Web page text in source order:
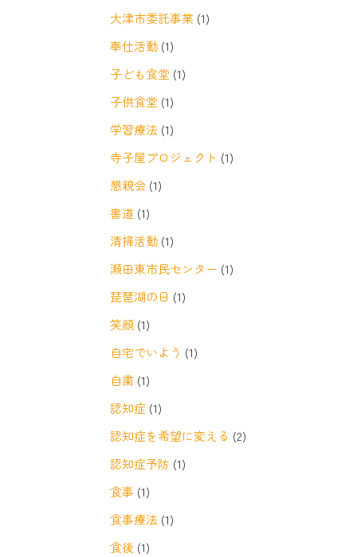
大津市委託事業 (1)
奉仕活動 (1)
子ども食堂 (1)
子供食堂 (1)
学習療法 (1)
寺子屋プロジェクト (1)
懇親会 (1)
書道 (1)
清掃活動 (1)
瀬田東市民センター (1)
琵琶湖の日 (1)
笑顔 (1)
自宅でいよう (1)
自粛 (1)
認知症 (1)
認知症を希望に変える (2)
認知症予防 (1)
食事 (1)
食事療法 (1)
食後 (1)